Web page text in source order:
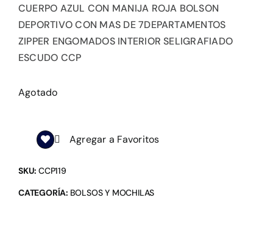
CUERPO AZUL CON MANIJA ROJA BOLSON
DEPORTIVO CON MAS DE 7DEPARTAMENTOS
ZIPPER ENGOMADOS INTERIOR SELIGRAFIADO
ESCUDO CCP
Agotado
Agregar a Favoritos
SKU: CCP119
CATEGORÍA: BOLSOS Y MOCHILAS